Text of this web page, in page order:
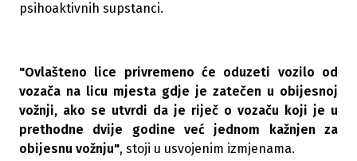
psihoaktivnih supstanci.
"Ovlašteno lice privremeno će oduzeti vozilo od
vozača na licu mjesta gdje je zatečen u obijesnoj
vožnji, ako se utvrdi da je riječ o vozaču koji je u
prethodne dvije godine već jednom kažnjen za
obijesnu vožnju", stoji u usvojenim izmjenama.